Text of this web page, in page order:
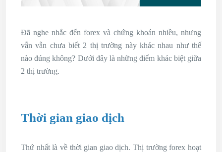
Đã nghe nhắc đến forex và chứng khoán nhiều, nhưng
vẫn vẫn chưa biết 2 thị trường này khác nhau như thế
nào đúng không? Dưới đây là những điểm khác biệt giữa
2 thị trường.
Thời gian giao dịch
Thứ nhất là về thời gian giao dịch. Thị trường forex hoạt